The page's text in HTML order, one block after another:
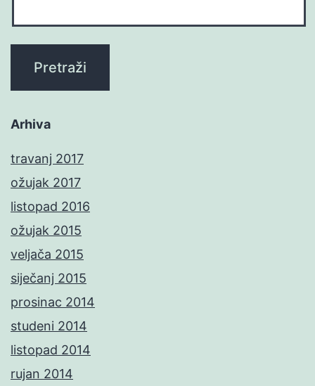
Arhiva
travanj 2017
ožujak 2017
listopad 2016
ožujak 2015
veljača 2015
siječanj 2015
prosinac 2014
studeni 2014
listopad 2014
rujan 2014